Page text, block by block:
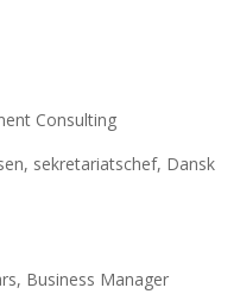
Consulting
sekretariatschef, Dansk
Business Manager